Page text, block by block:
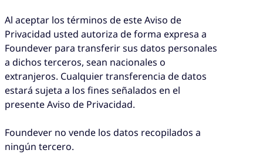
Al aceptar los términos de este Aviso de
Privacidad usted autoriza de forma expresa a
Foundever para transferir sus datos personales
a dichos terceros, sean nacionales o
extranjeros. Cualquier transferencia de datos
estará sujeta a los fines señalados en el
presente Aviso de Privacidad.
Foundever no vende los datos recopilados a
ningún tercero.